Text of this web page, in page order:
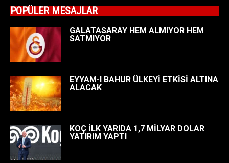
POPÜLER MESAJLAR
GALATASARAY HEM ALMIYOR HEM
SATMIYOR
EYYAM-I BAHUR ÜLKEYİ ETKİSİ ALTINA
ALACAK
KOÇ İLK YARIDA 1,7 MİLYAR DOLAR
YATIRIM YAPTI